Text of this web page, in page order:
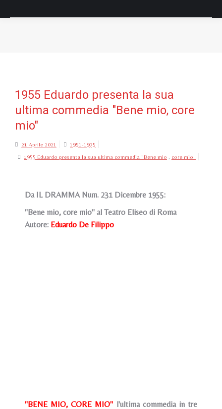
1955 Eduardo presenta la sua
ultima commedia "Bene mio, core
mio"
21 Aprile 2021 1951-1975
1955 Eduardo presenta la sua ultima commedia "Bene mio core mio"
Da IL DRAMMA Num. 231 Dicembre 1955:
"Bene mio, core mio" al Teatro Eliseo di Roma
Autore: Eduardo De Filippo
"BENE MIO, CORE MIO" l'ultima commedia in tre